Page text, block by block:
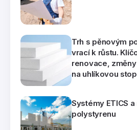
Trh s pěnovým
vrací k růstu.
renovace,
na uhlíkovou
Systémy ETICS
polystyrenu